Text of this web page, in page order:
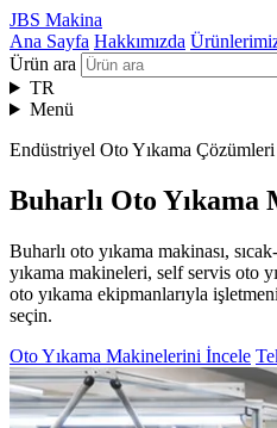
JBS Makina
Ana Sayfa Hakkımızda
Ürün ara
TR
Menü
Endüstriyel Oto Yıkama Çözümleri
Buharlı Oto Yıkama
Buharlı oto yıkama makinası,
yıkama makineleri, self servis oto
oto yıkama ekipmanlarıyla
seçin.
Oto Yıkama Makinelerini İncele